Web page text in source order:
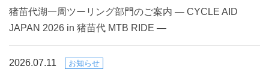
猪苗代湖一周ツーリング部門のご案内 ― CYCLE AID
JAPAN 2026 in 猪苗代 MTB RIDE ―
2026.07.11 お知らせ